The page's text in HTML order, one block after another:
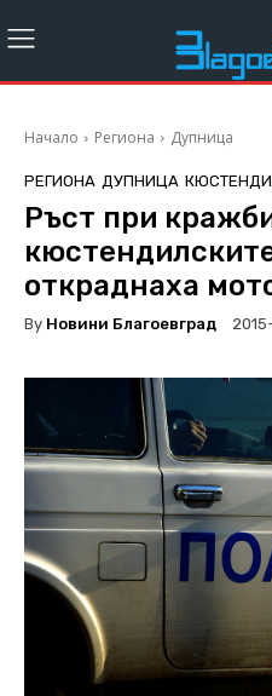
Начало Региона Дупница
РЕГИОНА ДУПНИЦА
Ръст при
откраднаха
By Новини Благоевград